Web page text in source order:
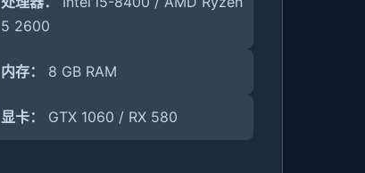
5 2600
内存： 8 GB RAM
显卡： GTX 1060 / RX 580